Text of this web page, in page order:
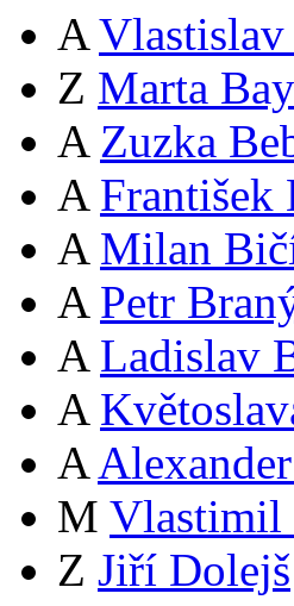
A
Z Marta
A Zuzka
A František
A Milan
A Petr
A Ladislav
A
A
M Vlastimil
Z Jiří Dolejš